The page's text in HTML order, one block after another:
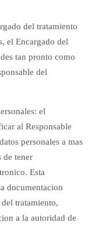
del tratamiento
el Encargado del
tan pronto como
del
el
al Responsable
personales a mas
de tener
Esta
documentacion
tratamiento,
a la autoridad de